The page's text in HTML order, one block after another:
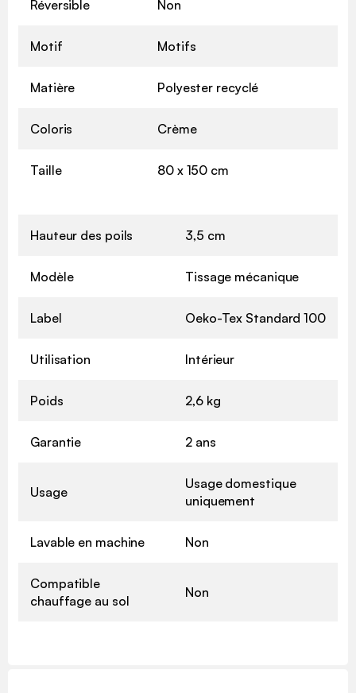
Réversible Non
Motif Motifs
Matière Polyester recyclé
Coloris Crème
Taille 80 x 150 cm
Hauteur des poils 3,5 cm
Modèle Tissage mécanique
Label Oeko-Tex Standard 100
Utilisation Intérieur
Poids 2,6 kg
Garantie 2 ans
Usage
Usage domestique
uniquement
Lavable en machine Non
Compatible
chauffage au sol
Non